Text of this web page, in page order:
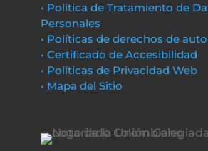
• Política de Tratamiento de
Personales
• Políticas de derechos de
• Certificado de Accesibilidad
• Políticas de Privacidad Web
• Mapa del Sitio